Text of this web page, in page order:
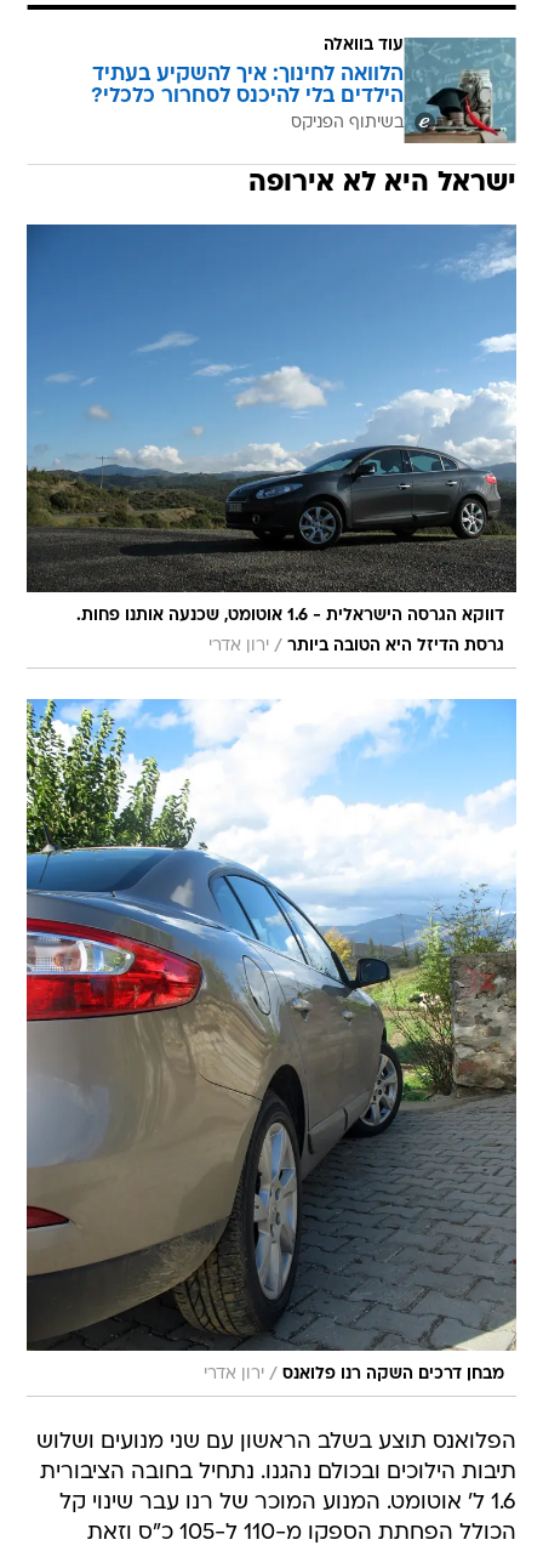
עוד בוואלה
הלוואה לחינוך: איך להשקיע בעתיד
הילדים בלי להיכנס לסחרור כלכלי?
בשיתוף הפניקס
ישראל היא לא אירופה
דווקא הגרסה הישראלית - 1.6 אוטומט, שכנעה אותנו פחות.
גרסת הדיזל היא הטובה ביותר / ירון אדרי
מבחן דרכים השקה רנו פלואנס / ירון אדרי
הפלואנס תוצע בשלב הראשון עם שני מנועים ושלוש
תיבות הילוכים ובכולם נהגנו. נתחיל בחובה הציבורית 
1.6 ל' אוטומט. המנוע המוכר של רנו עבר שינוי קל
הכולל הפחתת הספקו מ-110 ל-105 כ"ס וזאת